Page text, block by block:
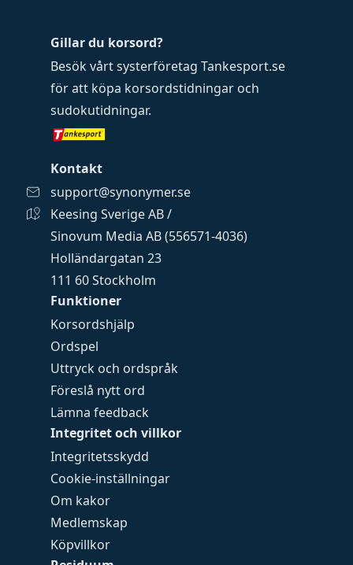
Funktioner
Korsordshjälp
Ordspel
Uttryck och ordspråk
Föreslå nytt ord
Lämna feedback
Integritet och villkor
Integritetsskydd
Cookie-inställningar
Om kakor
Medlemskap
Köpvillkor
Gillar du korsord?
Besök vårt systerföretag Tankesport.se
för att köpa korsordstidningar och
sudokutidningar.
Kontakt
support@synonymer.se
Keesing Sverige AB /
Sinovum Media AB (556571-4036)
Holländargatan 23
111 60 Stockholm